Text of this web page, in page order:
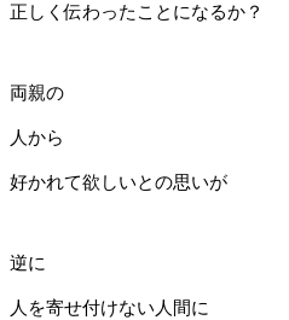
正しく伝わったことになるか？
両親の
人から
好かれて欲しいとの思いが
逆に
人を寄せ付けない人間に